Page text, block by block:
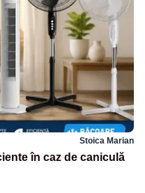
Stoica Marian
în caz de caniculă